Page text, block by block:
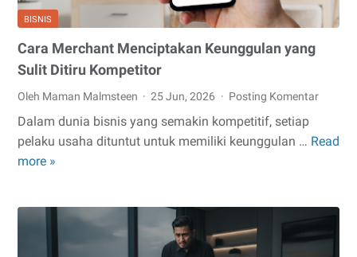
BISNIS
Cara Merchant Menciptakan Keunggulan yang
Sulit Ditiru Kompetitor
Oleh Maman Malmsteen 25 Jun, 2026 Posting Komentar
Dalam dunia bisnis yang semakin kompetitif, setiap
pelaku usaha dituntut untuk memiliki keunggulan … Read
more »
Keunggulan